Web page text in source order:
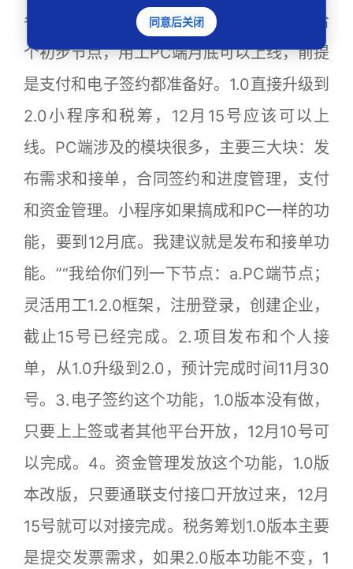
冬梅提出工作时间节点、内容和建议：“我给
个初步节点，用工PC端月底可以上线，前提
是支付和电子签约都准备好。1.0直接升级到
2.0小程序和税筹，12月15号应该可以上
线。PC端涉及的模块很多，主要三大块：发
布需求和接单，合同签约和进度管理，支付
和资金管理。小程序如果搞成和PC一样的功
能，要到12月底。我建议就是发布和接单功
能。”“我给你们列一下节点：a.PC端节点；
灵活用工1.2.0框架，注册登录，创建企业，
截止15号已经完成。2.项目发布和个人接
单，从1.0升级到2.0，预计完成时间11月30
号。3.电子签约这个功能，1.0版本没有做，
只要上上签或者其他平台开放，12月10号可
以完成。4。资金管理发放这个功能，1.0版
本改版，只要通联支付接口开放过来，12月
15号就可以对接完成。税务筹划1.0版本主要
是提交发票需求，如果2.0版本功能不变，1
同意后关闭